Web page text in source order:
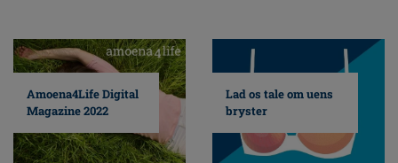
Amoena4Life Digital
Magazine 2022
Lad os tale om uens
bryster